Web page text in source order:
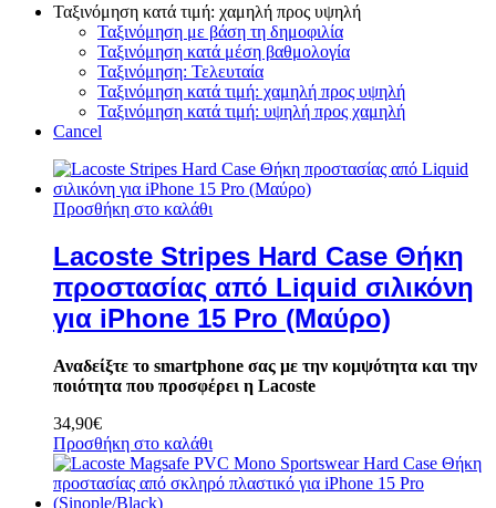
Ταξινόμηση κατά τιμή: χαμηλή προς υψηλή
Ταξινόμηση με βάση τη δημοφιλία
Ταξινόμηση κατά μέση βαθμολογία
Ταξινόμηση: Τελευταία
Ταξινόμηση κατά τιμή: χαμηλή προς υψηλή
Ταξινόμηση κατά τιμή: υψηλή προς χαμηλή
Cancel
Προσθήκη στο καλάθι
Lacoste Stripes Hard Case Θήκη
προστασίας από Liquid σιλικόνη
για iPhone 15 Pro (Μαύρο)
Αναδείξτε το smartphone σας με την κομψότητα και την
ποιότητα που προσφέρει η Lacoste
34,90€
Προσθήκη στο καλάθι